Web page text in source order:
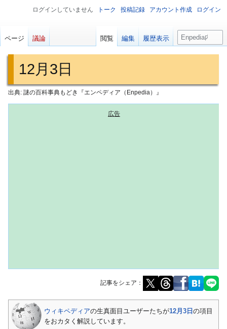
12月3日
出典: 謎の百科事典もどき『エンペディア（Enpedia）』
記事をシェア：
ビ
索
ウィキペディアの生真面目ユーザーたちが12月3日 の項目
をおカタく解説しています。
ログインしていません トーク 投稿記録 アカウント作成 ログイン
ページ 議論 閲覧 編集 履歴表示
検
索